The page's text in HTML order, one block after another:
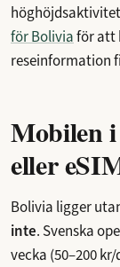
för Boliviaför att
reseinformation
Mobilen
eller
Bolivia ligger
inte. Svenska
vecka (50–200